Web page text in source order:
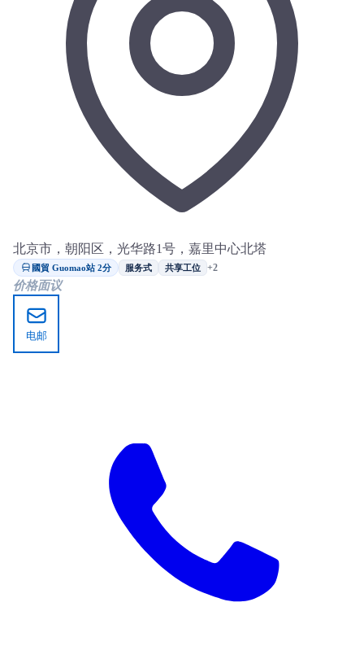
北京市，朝阳区，光华路1号，嘉里中心北塔
國貿 Guomao站 2分 服务式 共享工位 +2
价格面议
电邮